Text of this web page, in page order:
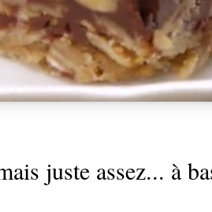
juste assez... à